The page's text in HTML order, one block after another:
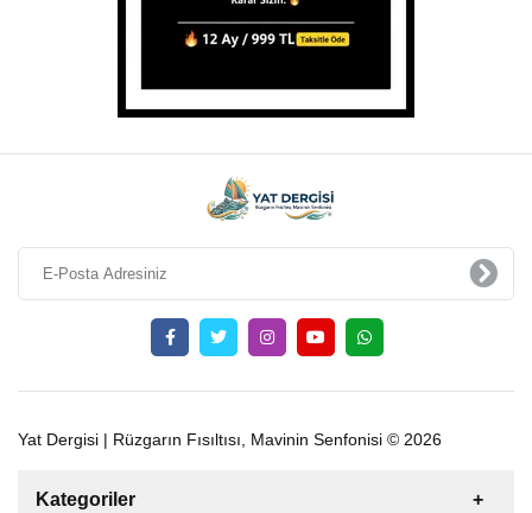
Yat Dergisi | Rüzgarın Fısıltısı, Mavinin Senfonisi © 2026
Kategoriler